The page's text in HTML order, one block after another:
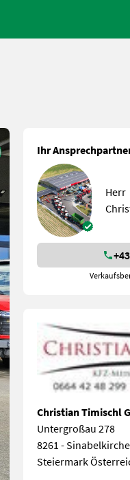
Ihr
Herr
Christian Timischl
Untergroßau 278
8261 -
Steiermark